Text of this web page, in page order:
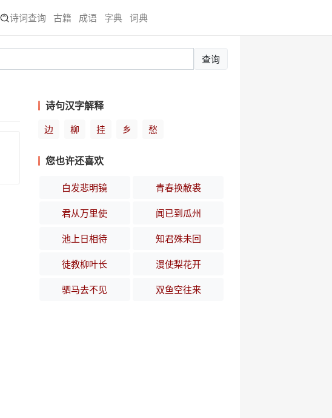
诗词查询 古籍 成语 字典 词典
查询
诗句汉字解释
边 柳 挂 乡 愁
您也许还喜欢
白发悲明镜
青春换敝裘
君从万里使
闻已到瓜州
池上日相待
知君殊未回
徒教柳叶长
漫使梨花开
驷马去不见
双鱼空往来